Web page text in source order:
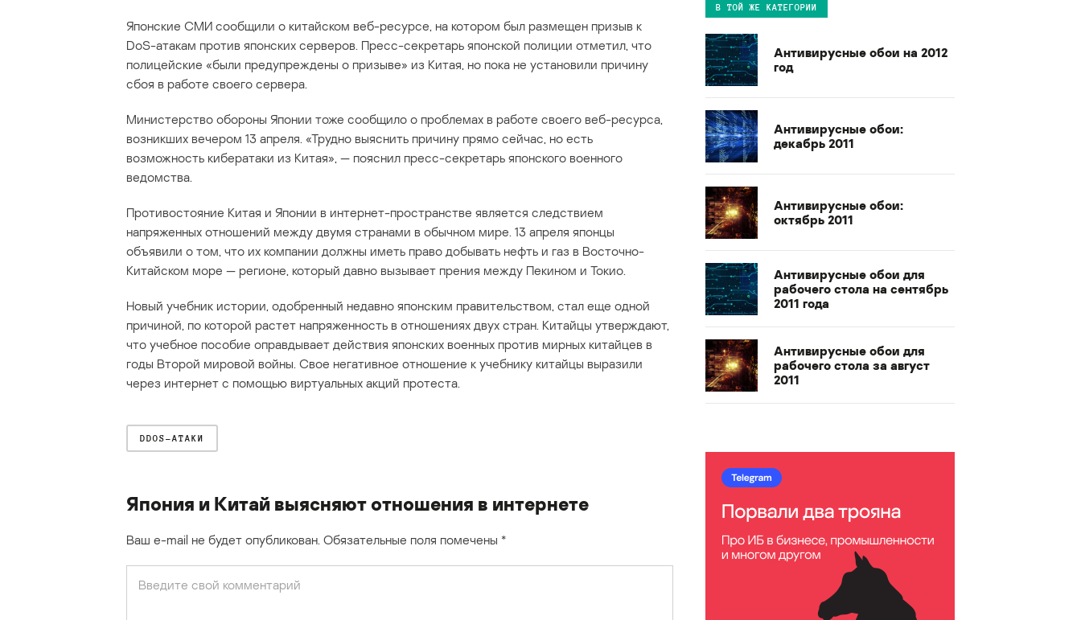
Японские СМИ сообщили о китайском веб-ресурсе, на котором был размещен призыв к
DoS-атакам против японских серверов. Пресс-секретарь японской полиции отметил, что
полицейские «были предупреждены о призыве» из Китая, но пока не установили причину
сбоя в работе своего сервера.
Министерство обороны Японии тоже сообщило о проблемах в работе своего веб-ресурса,
возникших вечером 13 апреля. «Трудно выяснить причину прямо сейчас, но есть
возможность кибератаки из Китая», — пояснил пресс-секретарь японского военного
ведомства.
Противостояние Китая и Японии в интернет-пространстве является следствием
напряженных отношений между двумя странами в обычном мире. 13 апреля японцы
объявили о том, что их компании должны иметь право добывать нефть и газ в Восточно-
Китайском море — регионе, который давно вызывает прения между Пекином и Токио.
Новый учебник истории, одобренный недавно японским правительством, стал еще одной
причиной, по которой растет напряженность в отношениях двух стран. Китайцы утверждают,
что учебное пособие оправдывает действия японских военных против мирных китайцев в
годы Второй мировой войны. Свое негативное отношение к учебнику китайцы выразили
через интернет с помощью виртуальных акций протеста.
DDOS-АТАКИ
Япония и Китай выясняют отношения в интернете
Ваш e-mail не будет опубликован. Обязательные поля помечены *
В ТОЙ ЖЕ КАТЕГОРИИ
Антивирусные обои на 2012
год
Антивирусные обои:
декабрь 2011
Антивирусные обои:
октябрь 2011
Антивирусные обои для
рабочего стола на сентябрь
2011 года
Антивирусные обои для
рабочего стола за август
2011